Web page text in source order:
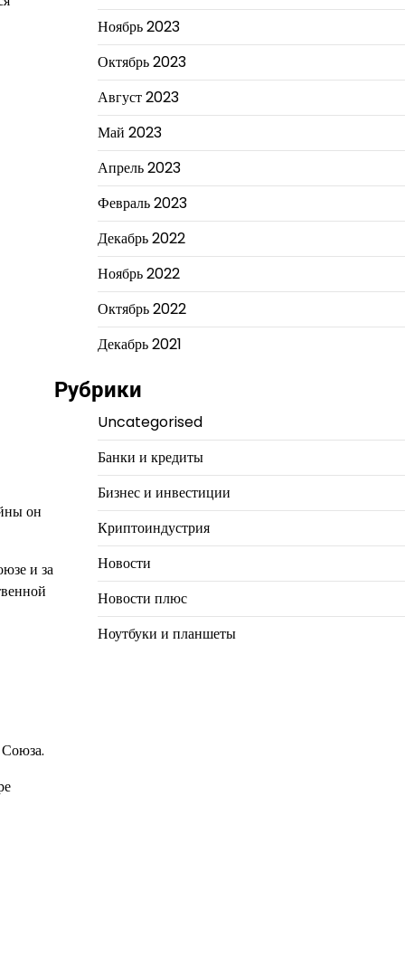
он
и за
Ноябрь 2023
Октябрь 2023
Август 2023
Май 2023
Апрель 2023
Февраль 2023
Декабрь 2022
Ноябрь 2022
Октябрь 2022
Декабрь 2021
Рубрики
Uncategorised
Банки и кредиты
Бизнес и инвестиции
Криптоиндустрия
Новости
Новости плюс
Ноутбуки и планшеты